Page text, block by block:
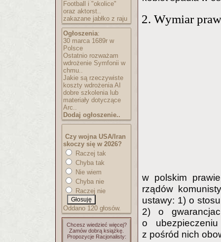
Football i "okolice"
oraz aktorst..
zakazane jabłko z raju
Ogłoszenia:
30 marca 1689r w
Polsce
Ostatnio rozważam
wdrożenie Symfonii w
chmu..
Jakie są rzeczywiste
koszty wdrożenia AI
dobre szkolenia lub
materiały dotyczące
Arc..
Dodaj ogłoszenie..
Czy wojna USA/Iran
skoczy się w 2026?
Raczej tak
Chyba tak
Nie wiem
Chyba nie
Raczej nie
Oddano 120 głosów.
Chcesz wiedzieć więcej?
Zamów dobrą książkę.
Propozycje Racjonalisty:
2. Wymiar
w polskim
rządów
ustawy: 1) o
2) o
o
z pośród nich